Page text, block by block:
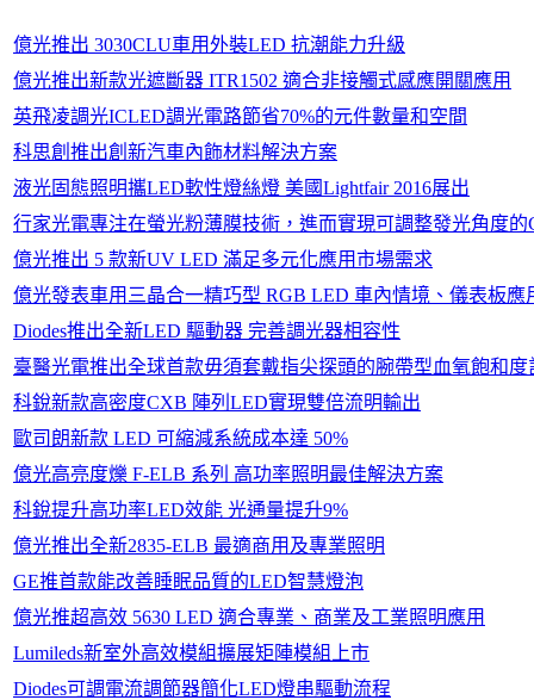
億光推出 3030CLU車用外裝LED 抗潮能力升級
億光推出新款光遮斷器 ITR1502 適合非接觸式感應開關應用
英飛凌調光ICLED調光電路節省70%的元件數量和空間
科思創推出創新汽車內飾材料解決方案
液光固態照明攜LED軟性燈絲燈 美國Lightfair 2016展出
行家光電專注在螢光粉薄膜技術，進而實現可調整發光角度的
億光推出 5 款新UV LED 滿足多元化應用市場需求
億光發表車用三晶合一精巧型 RGB LED 車內情境、儀表板應
Diodes推出全新LED 驅動器 完善調光器相容性
臺醫光電推出全球首款毋須套戴指尖探頭的腕帶型血氧飽和度
科銳新款高密度CXB 陣列LED實現雙倍流明輸出
歐司朗新款 LED 可縮減系統成本達 50%
億光高亮度爍 F-ELB 系列 高功率照明最佳解決方案
科銳提升高功率LED效能 光通量提升9%
億光推出全新2835-ELB 最適商用及專業照明
GE推首款能改善睡眠品質的LED智慧燈泡
億光推超高效 5630 LED 適合專業、商業及工業照明應用
Lumileds新室外高效模組擴展矩陣模組上市
Diodes可調電流調節器簡化LED燈串驅動流程